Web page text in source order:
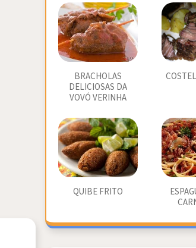
BRACHOLAS
DELICIOSAS DA
VOVÓ VERINHA
QUIBE FRITO